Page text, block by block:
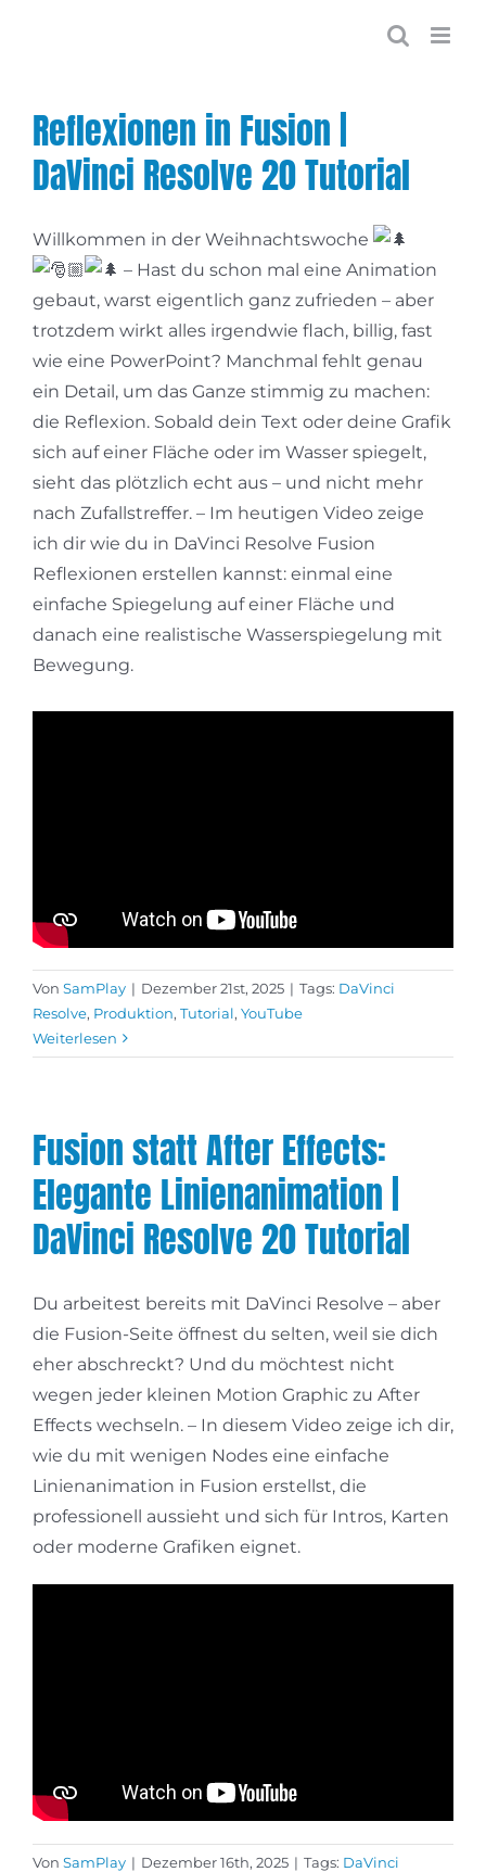
Reflexionen in Fusion |
DaVinci Resolve 20 Tutorial
Willkommen in der Weihnachtswoche
– Hast du schon mal eine Animation
gebaut, warst eigentlich ganz zufrieden – aber
trotzdem wirkt alles irgendwie flach, billig, fast
wie eine PowerPoint? Manchmal fehlt genau
ein Detail, um das Ganze stimmig zu machen:
die Reflexion. Sobald dein Text oder deine Grafik
sich auf einer Fläche oder im Wasser spiegelt,
sieht das plötzlich echt aus – und nicht mehr
nach Zufallstreffer. – Im heutigen Video zeige
ich dir wie du in DaVinci Resolve Fusion
Reflexionen erstellen kannst: einmal eine
einfache Spiegelung auf einer Fläche und
danach eine realistische Wasserspiegelung mit
Bewegung.
Von SamPlay | Dezember 21st, 2025 | Tags: DaVinci
Resolve, Produktion, Tutorial, YouTube
Weiterlesen
Fusion statt After Effects:
Elegante Linienanimation |
DaVinci Resolve 20 Tutorial
Du arbeitest bereits mit DaVinci Resolve – aber
die Fusion-Seite öffnest du selten, weil sie dich
eher abschreckt? Und du möchtest nicht
wegen jeder kleinen Motion Graphic zu After
Effects wechseln. – In diesem Video zeige ich dir,
wie du mit wenigen Nodes eine einfache
Linienanimation in Fusion erstellst, die
professionell aussieht und sich für Intros, Karten
oder moderne Grafiken eignet.
Von SamPlay | Dezember 16th, 2025 | Tags: DaVinci